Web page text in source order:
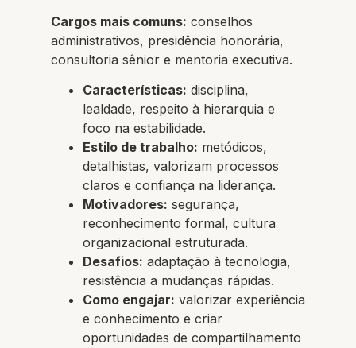
Cargos mais comuns: conselhos
administrativos, presidência honorária,
consultoria sênior e mentoria executiva.
Características: disciplina,
lealdade, respeito à hierarquia e
foco na estabilidade.
Estilo de trabalho: metódicos,
detalhistas, valorizam processos
claros e confiança na liderança.
Motivadores: segurança,
reconhecimento formal, cultura
organizacional estruturada.
Desafios: adaptação à tecnologia,
resistência a mudanças rápidas.
Como engajar: valorizar experiência
e conhecimento e criar
oportunidades de compartilhamento